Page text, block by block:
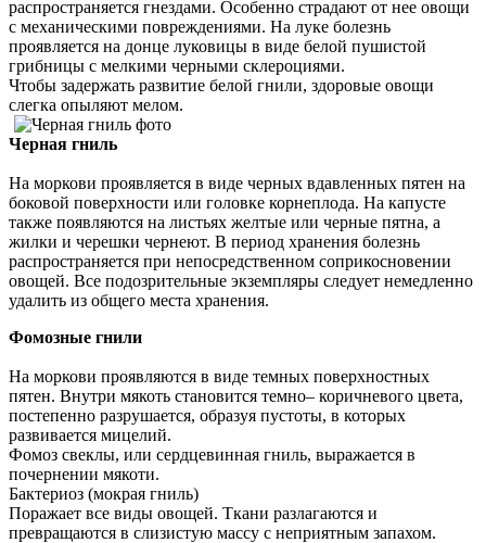
распространяется гнездами. Особенно страдают от нее овощи
с механическими повреждениями. На луке болезнь
проявляется на донце луковицы в виде белой пушистой
грибницы с мелкими черными склероциями.
Чтобы задержать развитие белой гнили, здоровые овощи
слегка опыляют мелом.
Черная гниль
На моркови проявляется в виде черных вдавленных пятен на
боковой поверхности или головке корнеплода. На капусте
также появляются на листьях желтые или черные пятна, а
жилки и черешки чернеют. В период хранения болезнь
распространяется при непосредственном соприкосновении
овощей. Все подозрительные экземпляры следует немедленно
удалить из общего места хранения.
Фомозные гнили
На моркови проявляются в виде темных поверхностных
пятен. Внутри мякоть становится темно– коричневого цвета,
постепенно разрушается, образуя пустоты, в которых
развивается мицелий.
Фомоз свеклы, или сердцевинная гниль, выражается в
почернении мякоти.
Бактериоз (мокрая гниль)
Поражает все виды овощей. Ткани разлагаются и
превращаются в слизистую массу с неприятным запахом.